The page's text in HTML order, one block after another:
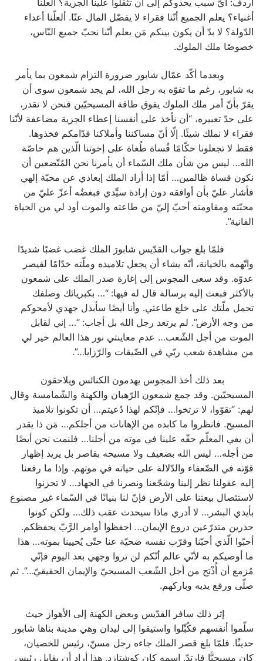
أغنياء؟ يعلم الجميع أنّنا فقراء لا يفضّل المال عنّا. ألعلّنا أعداء
الدّولة؟ لا بدّ أن يكون بينكم مَن يعلم أنّنا نحبّ جميع النّاس،
خصوصًا ملك الملوك.
وبعدما أكّد عمّال شابور ضرورة التزام شمعون بما يأمر
به شابور، رغم ما تفوّه به رجل الله، لم يجد شمعون سوى أن
يقرّ بأنّ أمر ملك الملوك يفوق طاقة المسيحيّين فنحن لا نقدر،
على حدّ تعبيره، “أن نأخذ على أنفسنا إعطاء الجزية مضاعفة لأنّنا
فقراء لا نملك شيئًا. إلّا أنّ مساكننا وأملاكنا قدّامكم فخذوها.
فقط لا تجعلونا حكّامًا قُساة طُغاة على إخوتنا الّذين هم خاصّة
الله… ليس من شأن ملك السّماء أن يأمرنا نحن المُتّضعين أن
نكون قساة ظالمين… أمّا إذا أراد الملك إبعادي عن محبّة إلهي
فأشار عليّ بأن أوافقه دون إرادة سيِّدي فبغضُه أعزّ عليّ من
محبّته ومقاومته أحبّ إليّ من طاعته والموت أود لي من الحياة
الفانية”.
فلمّا بلغ جواب القدّيس شابورَ الملك غضب غضبًا شديدًا
واتّهمه بالخيانة، أنّه يشاء أن يجعل تلاميذه وملّته خدّامًا لقيصر
عدوّه. وقد سعى المجوس إلى إغارة صدر الملك على شمعون
بالأكثر فبعث إليه برسالة قال له فيها: “… بكبريائك وصلفك
تحمل ملّتك على خلع طاعتي. وأنا أيضًا سأبذل جهدي لأمحوكم
من وجه الأرض”. لم يرتعد رجل الله بل أجاب: “… إني لقابل
الموت من أجل الشّعب… عدم معاينتي نور هذا العالم خير لي
من مشاهدة شعب ربّي في الضّيقات والرّزايا…”.
بعد ذلك أخذ المجوس يهدمون الكنائس ويلاحقون
المسيحيّين. وقد جمع شمعون الرّهبان والكهنة والشّمامسة وقال
لهم: “تقوّوا، لا ترتخوا… فإنّكم لهذا دُعيتم… أن تكونوا تلاميذ
المسيح. فانظروا ما كابده من الإهانات من أجلكم… مَن ذا يقدر
أن يفي المعلّم حقّه علينا في موته من أجلنا… فلنمت نحن أيضًا
من أجله… ليس الله بضعيف ولا مسيحه بقاصر بل يريد إظهار
قوّته في الضّعفاء والدّلالة على حياته في موتهم. وإذا ما رفعنا
إليه عقولنا نظر إلينا وشجّعنا ونصرنا في الجهاد… لا تحزنوا
لاستئصال بيعتنا على الأرض فإنّ لنا بنيانًا في السّماء غير مصنوع
بأيدي البشر… لا أدري ماذا سيحدث عقب ذلك… ولكن كونوا
حذرين متدرّعين دروع الإيمان… احفظوا أوامر الرَّبّ يحفظكم.
أحبّوا الّذي أحبّنا وقرّب نفسه ضحيّة عنا حتّى يُحيينا بموته… هذا
ما أوصيكم به لأنّي عالم أنّكم لن تروا وجهي بعد اليوم فإنّي
مُزمع أن أُذْبَح من أجل الشّعب المسيحيّ والإيمان الحقيقيّ…”. ثم
صلّى ورفع يديه وباركهم.
إثر ذلك سافر القدّيس وبعض الكهنة إلى الأهواز حيث
سلّموا أنفسهم فكُبِّلوا واستيقوا إلى ليدان وهي مدينة بناها شابور
حديثًا. فلمّا بلغ قصر الملك جاءه رجل مسنّ، رئيس للخصيان،
كان مسيحيًّا فارتدّ. اسمه كان كوشتازد. هذا أراد أن يقابل رئيس